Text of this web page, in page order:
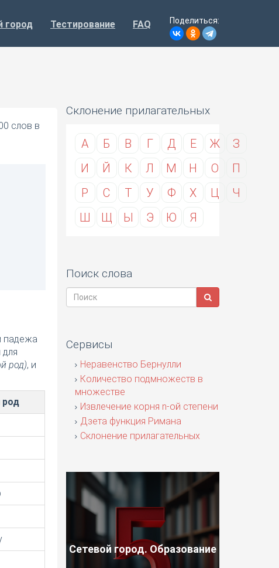
город Тестирование FAQ Поделиться:
слов в
падежа
род), и
род
Склонение прилагательных
А Б В Г Д Е Ж
З
И
Й К Л М Н О
П
Р
С Т У Ф Х Ц
Ч
Ш
Щ Ы Э Ю Я
Поиск слова
Сервисы
Неравенство Бернулли
Количество подмножеств в
множестве
Извлечение корня n-ой степени
Дзета функция Римана
Склонение прилагательных
Сетевой город. Образование